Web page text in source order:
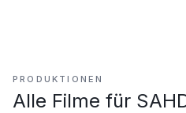
PRODUKTIONEN
Alle Filme für